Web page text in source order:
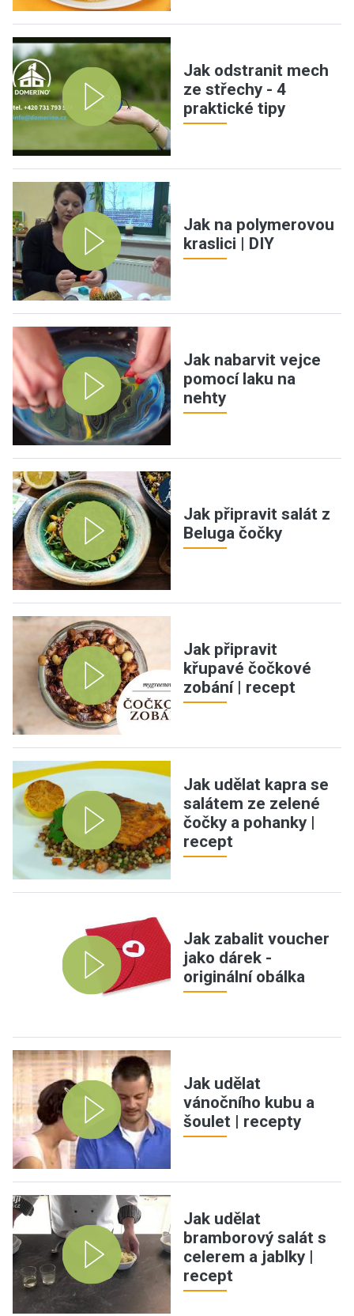
Jak odstranit mech
ze střechy - 4
praktické tipy
Jak na polymerovou
kraslici | DIY
Jak nabarvit vejce
pomocí laku na
nehty
Jak připravit salát z
Beluga čočky
Jak připravit
křupavé čočkové
zobání | recept
Jak udělat kapra se
salátem ze zelené
čočky a pohanky |
recept
Jak zabalit voucher
jako dárek -
originální obálka
Jak udělat
vánočního kubu a
šoulet | recepty
Jak udělat
bramborový salát s
celerem a jablky |
recept